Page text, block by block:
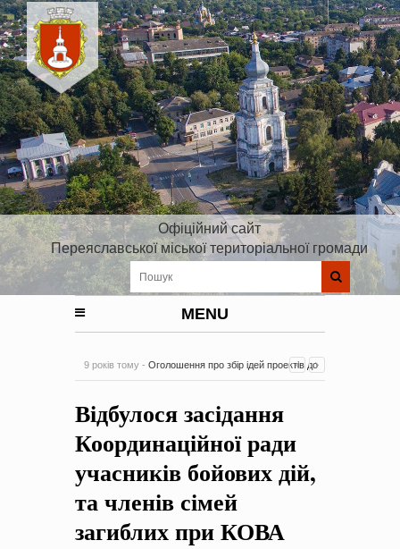
Офіційний сайт
Переяславської міської територіальної громади
MENU
9 років тому - Оголошення про збір ідей проектів до
на період 2018 – 2020 роки Оголошення про збір ідей
проектів-
Відбулося засідання
Координаційної ради
учасників бойових дій,
та членів сімей
загиблих при КОВА